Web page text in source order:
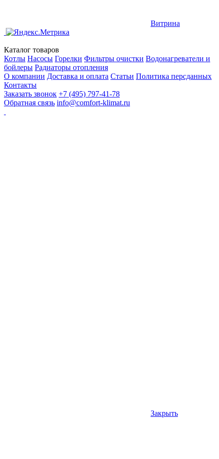
Витрина
Каталог товаров
Котлы Насосы Горелки Фильтры очистки Водонагреватели и
бойлеры Радиаторы отопления
О компании Доставка и оплата Статьи Политика персданных
Контакты
Заказать звонок +7 (495) 797-41-78
Обратная связь info@comfort-klimat.ru
Закрыть